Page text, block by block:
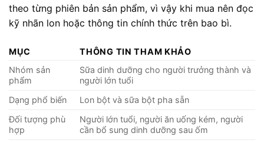
theo từng phiên bản sản phẩm, vì vậy khi mua nên đọc
kỹ nhãn lon hoặc thông tin chính thức trên bao bì.
MỤC
THÔNG TIN THAM KHẢO
Nhóm sản
phẩm
Sữa dinh dưỡng cho người trưởng thành và
người lớn tuổi
Dạng phổ biến
Lon bột và sữa bột pha sẵn
Đối tượng phù
hợp
Người lớn tuổi, người ăn uống kém, người
cần bổ sung dinh dưỡng sau ốm